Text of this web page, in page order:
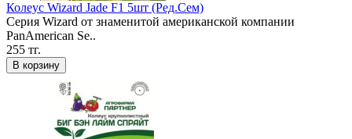
Колеус Wizard Jade F1 5шт (Ред.Сем)
Серия Wizard от знаменитой американской компании
PanAmerican Se..
255 тг.
В корзину